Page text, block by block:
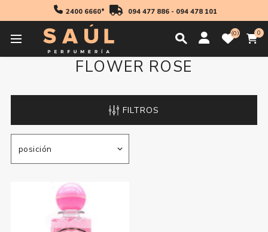
2400 6660* 094 477 886- 094 478 101
0 0
FLOWER ROSE
FILTROS